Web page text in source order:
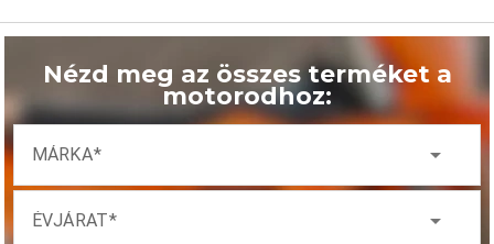
Nézd meg az összes terméket a
motorodhoz:
MÁRKA arrow_drop_down
ÉVJÁRAT arrow_drop_down